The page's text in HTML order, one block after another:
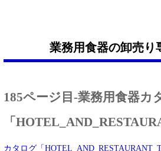
業務用食器の卸売り
185ページ目-業務用食器カ
「
カタログ「